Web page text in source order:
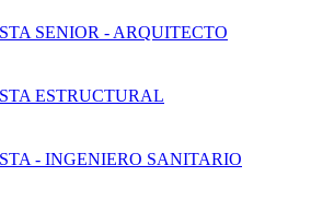
SENIOR - ARQUITECTO
ESTRUCTURAL
- INGENIERO SANITARIO